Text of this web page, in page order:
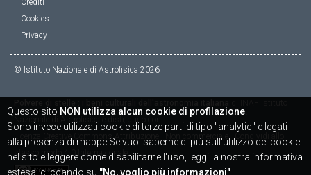
Crediti
Cookies
Privacy
© Istituto Nazionale di Astrofisica 2026
Licenza
Creative Commons Attribuzione - Non commerciale - Condividi allo
stesso modo 4.0 Internazionale
Questo sito NON utilizza alcun cookie di profilazione
Sono invece utilizzati cookie di terze parti di tipo "analytic" e legati
alla presenza di mappe.Se vuoi saperne di più sull'utilizzo dei cookie
nel sito e leggere come disabilitarne l'uso, leggi la nostra informativa
estesa, cliccando su "No, voglio più informazioni"